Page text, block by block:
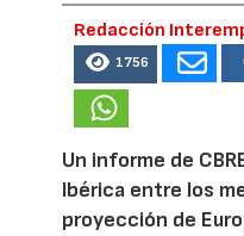
Redacción
1756
Un informe de
Ibérica entre los
proyección de